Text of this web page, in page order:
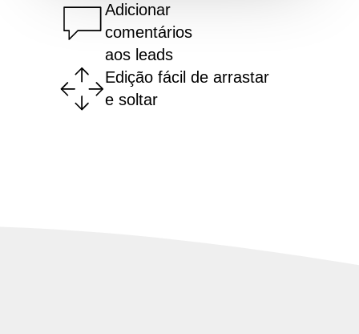
Adicionar
comentários
aos leads
Edição fácil de arrastar
e soltar